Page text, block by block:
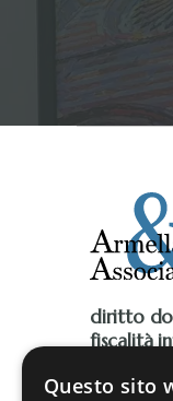
diritto
fiscalità
Iva,
Questo sito